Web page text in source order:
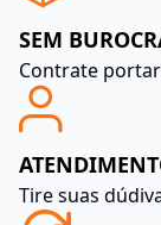
Clientes que